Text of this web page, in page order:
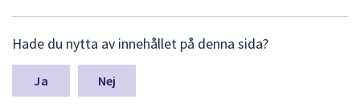
ä
m
a
Hade du nytta av innehållet på denna sida?
Nej